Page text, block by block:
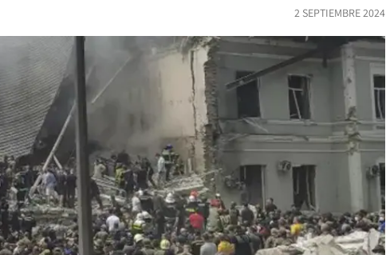
2 SEPTIEMBRE 2024